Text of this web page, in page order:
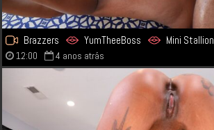
Brazzers YumTheeBoss Mini Stallion
12:00 4 anos atrás